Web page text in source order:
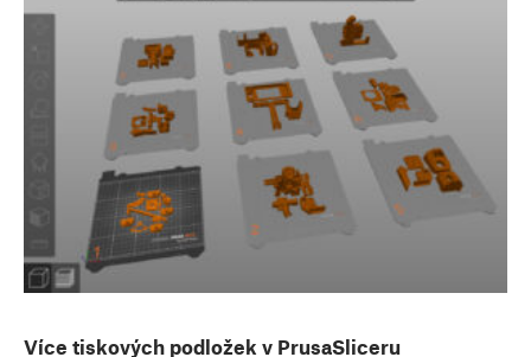
Více tiskových podložek v PrusaSliceru